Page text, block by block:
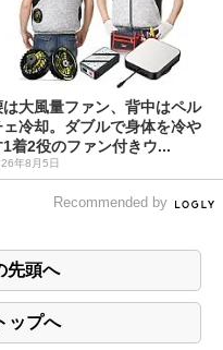
は大風量ファン、背中はペル
ェ冷却。ダブルで身体を冷や
1着2役のファン付きウ...
年8月5日
Recommended by
先頭へ
ップへ